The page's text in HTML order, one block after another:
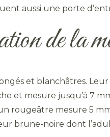
aussi une porte
de la
et blanchâtres. Leur
et mesure jusqu’à 7
rougeâtre mesure 5
brune-noire dont